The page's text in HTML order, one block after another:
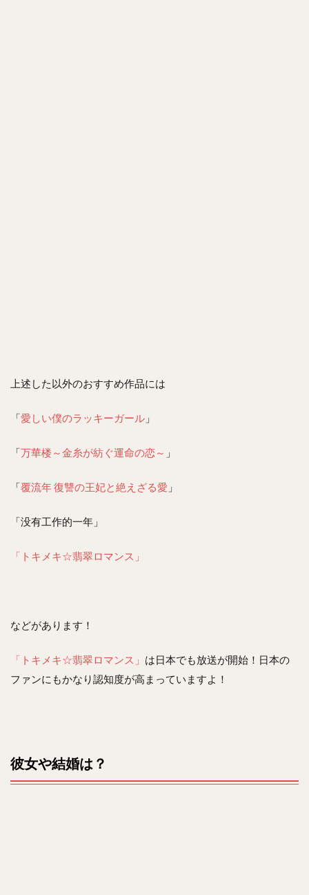
上述した以外のおすすめ作品には
「愛しい僕のラッキーガール 」
「万華楼～金糸が紡ぐ運命の恋～ 」
「覆流年 復讐の王妃と絶えざる愛 」
「没有工作的一年」
「トキメキ☆翡翠ロマンス」
などがあります！
「トキメキ☆翡翠ロマンス」 は日本でも放送が開始！日本の
ファンにもかなり認知度が高まっていますよ！
彼女や結婚は？